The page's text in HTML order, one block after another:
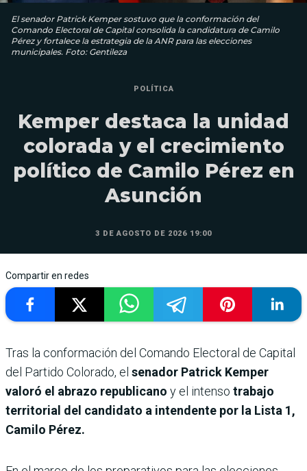
El senador Patrick Kemper sostuvo que la conformación del
Comando Electoral de Capital consolida la candidatura de Camilo
Pérez y fortalece la estrategia de la ANR para las elecciones
municipales. Foto: Gentileza
POLÍTICA
Kemper destaca la unidad
colorada y el crecimiento
político de Camilo Pérez en
Asunción
3 DE AGOSTO DE 2026 19:00
Compartir en redes
Tras la conformación del Comando Electoral de Capital
del Partido Colorado, el senador Patrick Kemper
valoró el abrazo republicano y el intenso trabajo
territorial del candidato a intendente por la Lista 1,
Camilo Pérez.